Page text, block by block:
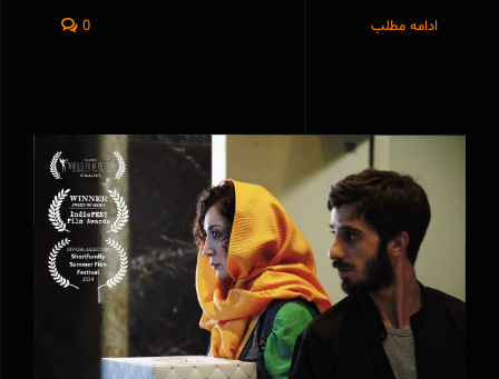
ادامه مطلب 0
فیلم کوتاه طناب به هندوستان می‌رود